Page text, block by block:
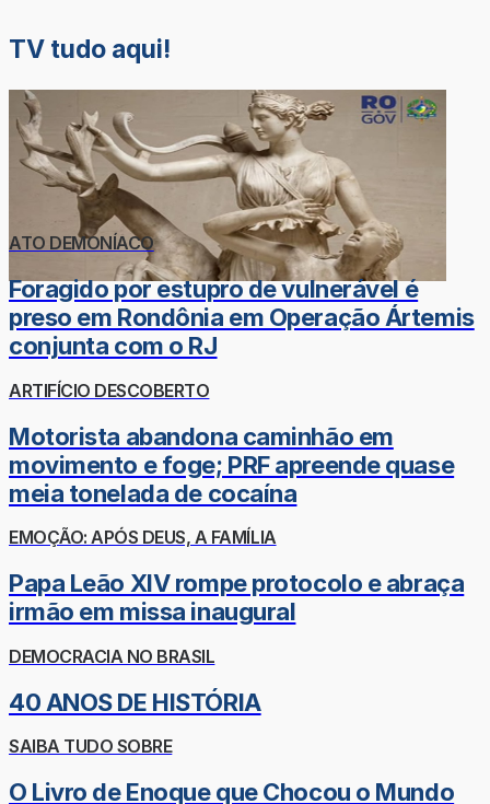
TV tudo aqui!
ATO DEMONÍACO
Foragido por estupro de vulnerável é
preso em Rondônia em Operação Ártemis
conjunta com o RJ
ARTIFÍCIO DESCOBERTO
Motorista abandona caminhão em
movimento e foge; PRF apreende quase
meia tonelada de cocaína
EMOÇÃO: APÓS DEUS, A FAMÍLIA
Papa Leão XIV rompe protocolo e abraça
irmão em missa inaugural
DEMOCRACIA NO BRASIL
40 ANOS DE HISTÓRIA
SAIBA TUDO SOBRE
O Livro de Enoque que Chocou o Mundo